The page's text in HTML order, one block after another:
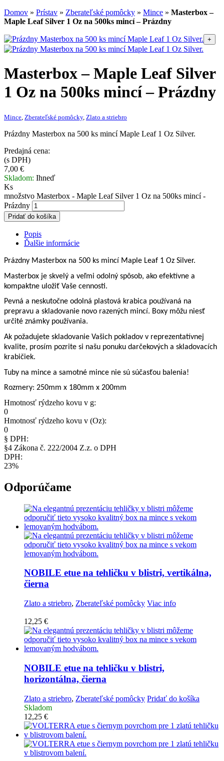
Domov » Prístav » Zberateľské pomôcky » Mince » Masterbox –
Maple Leaf Silver 1 Oz na 500ks mincí – Prázdny
+
Masterbox – Maple Leaf Silver
1 Oz na 500ks mincí – Prázdny
Mince Zberateľské pomôcky, Zlato a striebro
Prázdny Masterbox na 500 ks mincí Maple Leaf 1 Oz Silver.
Predajná cena:
(s DPH)
7,00 €
Skladom: Ihneď
Ks
množstvo Masterbox - Maple Leaf Silver 1 Oz na 500ks mincí -
Prázdny
Pridať do košíka
Popis
Ďalšie informácie
Prázdny Masterbox na 500 ks mincí Maple Leaf 1 Oz Silver.
Masterbox je skvelý a veľmi odolný spôsob, ako efektívne a
kompaktne uložiť Vaše cennosti.
Pevná a neskutočne odolná plastová krabica používaná na
prepravu a skladovanie novo razených mincí. Boxy môžu niesť
určité známky používania.
Ak požadujete skladovanie Vašich pokladov v reprezentatívnej
kvalite, prosím pozrite si našu ponuku darčekových a skladovacích
krabičiek.
Tuby na mince a samotné mince nie sú súčasťou balenia!
Rozmery: 250mm x 180mm x 200mm
Hmotnosť rýdzeho kovu v g:
0
Hmotnosť rýdzeho kovu v (Oz):
0
§ DPH:
§4 Zákona č. 222/2004 Z.z. o DPH
DPH:
23%
Odporúčame
NOBILE etue na tehličku v blistri, vertikálna,
čierna
Zlato a striebro, Zberateľské pomôcky Viac info
12,25 €
NOBILE etue na tehličku v blistri,
horizontálna, čierna
Zlato a striebro, Zberateľské pomôcky Pridať do košíka
Skladom
12,25 €